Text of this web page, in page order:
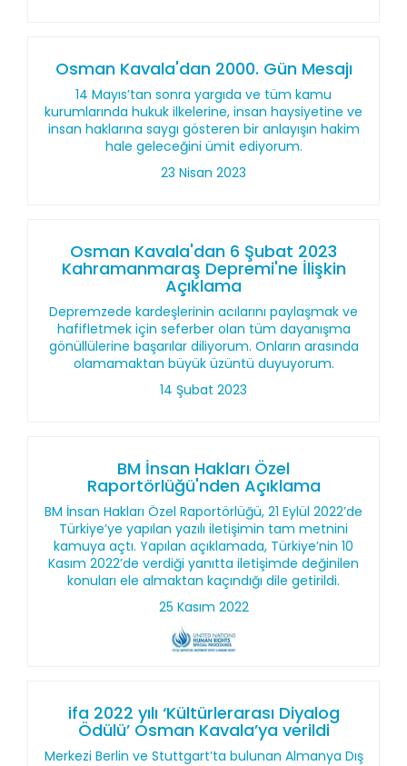
Osman Kavala'dan 2000. Gün Mesajı
14 Mayıs’tan sonra yargıda ve tüm kamu
kurumlarında hukuk ilkelerine, insan haysiyetine ve
insan haklarına saygı gösteren bir anlayışın hakim
hale geleceğini ümit ediyorum.
23 Nisan 2023
Osman Kavala'dan 6 Şubat 2023
Kahramanmaraş Depremi'ne İlişkin
Açıklama
Depremzede kardeşlerinin acılarını paylaşmak ve
hafifletmek için seferber olan tüm dayanışma
gönüllülerine başarılar diliyorum. Onların arasında
olamamaktan büyük üzüntü duyuyorum.
14 Şubat 2023
BM İnsan Hakları Özel
Raportörlüğü'nden Açıklama
BM İnsan Hakları Özel Raportörlüğü, 21 Eylül 2022’de
Türkiye’ye yapılan yazılı iletişimin tam metnini
kamuya açtı. Yapılan açıklamada, Türkiye’nin 10
Kasım 2022’de verdiği yanıtta iletişimde değinilen
konuları ele almaktan kaçındığı dile getirildi.
25 Kasım 2022
ifa 2022 yılı ‘Kültürlerarası Diyalog
Ödülü’ Osman Kavala’ya verildi
Merkezi Berlin ve Stuttgart’ta bulunan Almanya Dış